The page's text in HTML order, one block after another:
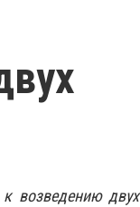
возведению двух